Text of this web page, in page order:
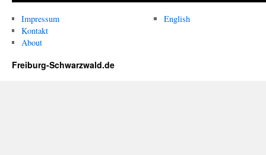
Impressum
Kontakt
About
English
Freiburg-Schwarzwald.de